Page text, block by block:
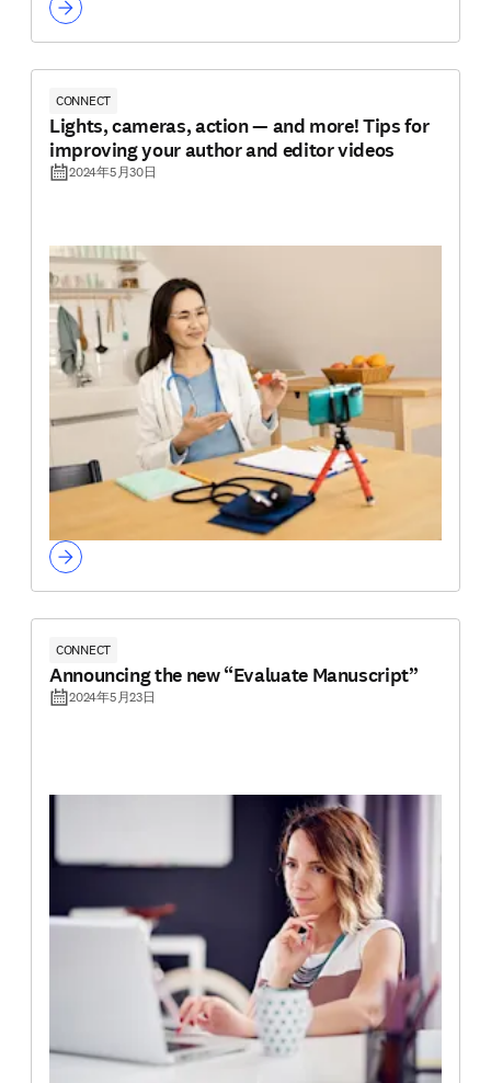
CONNECT
Lights, cameras, action — and more! Tips for
improving your author and editor videos
2024年5月30日
CONNECT
Announcing the new “Evaluate Manuscript”
2024年5月23日